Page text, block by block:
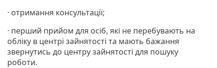
· отримання консультації;
· перший прийом для осіб, які не перебувають на
обліку в центрі зайнятості та мають бажання
звернутись до центру зайнятості для пошуку
роботи.